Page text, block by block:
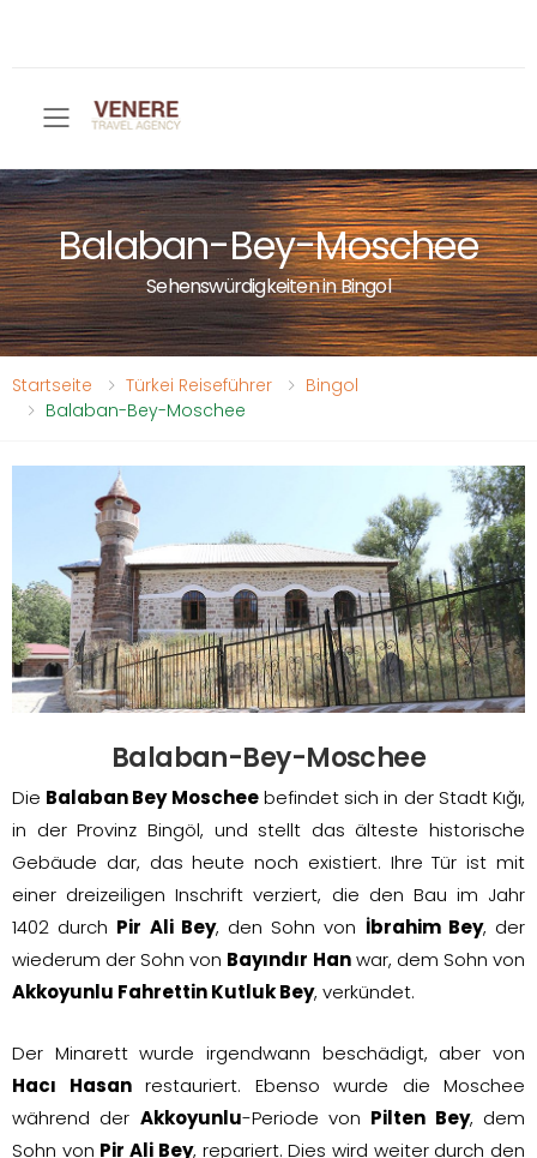
Toggle mobile menu
Balaban-Bey-Moschee
Sehenswürdigkeiten in Bingol
Startseite Türkei Reiseführer
Bingol
Balaban-Bey-Moschee
Balaban-Bey-Moschee
Die Balaban Bey Moscheebefindet sich in der Stadt Kığı,
in der Provinz Bingöl, und stellt das älteste historische
Gebäude dar, das heute noch existiert. Ihre Tür ist mit
einer dreizeiligen Inschrift verziert, die den Bau im Jahr
1402 durch Pir Ali Bey, den Sohn von İbrahim Bey, der
wiederum der Sohn von Bayındır Hanwar, dem Sohn von
Akkoyunlu Fahrettin Kutluk Bey, verkündet.
Der Minarett wurde irgendwann beschädigt, aber von
Hacı Hasanrestauriert. Ebenso wurde die Moschee
während der Akkoyunlu-Periode von Pilten Bey, dem
Sohn von Pir Ali Bey, repariert. Dies wird weiter durch den